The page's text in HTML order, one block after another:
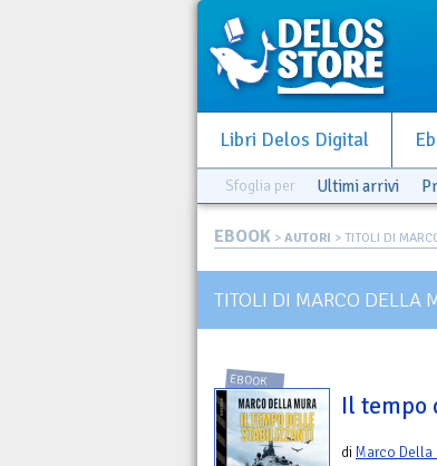
Libri Delos Digital
Sfoglia per Ultimi arrivi
EBOOK > AUTORI > TITOLI DI
TITOLI DI MARCO DELLA
EBOOK
Il tempo
di Marco Della